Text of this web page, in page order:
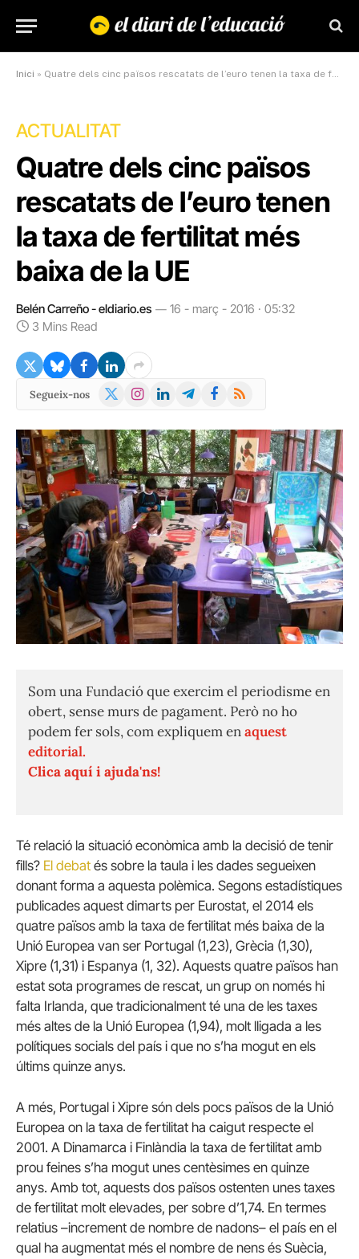
Inici » Quatre dels cinc països rescatats de l’euro tenen la taxa de fertilitat més baixa de la UE
ACTUALITAT
Quatre dels cinc països
rescatats de l’euro tenen
la taxa de fertilitat més
baixa de la UE
Belén Carreño - eldiario.es
16 - març - 2016 · 05:32
3 Mins Read
Segueix-nos
X
Instagram
LinkedInTelegramFacebook
RSS
Som una Fundació que exercim el periodisme en
obert, sense murs de pagament. Però no ho
podem fer sols, com expliquem enaquest
editorial.
Clica aquí i ajuda'ns!
Té relació la situació econòmica amb la decisió de tenir
fills? El debat és sobre la taula i les dades segueixen
donant forma a aquesta polèmica. Segons estadístiques
publicades aquest dimarts per Eurostat, el 2014 els
quatre països amb la taxa de fertilitat més baixa de la
Unió Europea van ser Portugal (1,23), Grècia (1,30),
Xipre (1,31) i Espanya (1, 32). Aquests quatre països han
estat sota programes de rescat, un grup on només hi
falta Irlanda, que tradicionalment té una de les taxes
més altes de la Unió Europea (1,94), molt lligada a les
polítiques socials del país i que no s’ha mogut en els
últims quinze anys.
A més, Portugal i Xipre són dels pocs països de la Unió
Europea on la taxa de fertilitat ha caigut respecte el
2001. A Dinamarca i Finlàndia la taxa de fertilitat amb
prou feines s’ha mogut unes centèsimes en quinze
anys. Amb tot, aquests dos països ostenten unes taxes
de fertilitat molt elevades, per sobre d’1,74. En termes
relatius –increment de nombre de nadons– el país en el
qual ha augmentat més el nombre de nens és Suècia,